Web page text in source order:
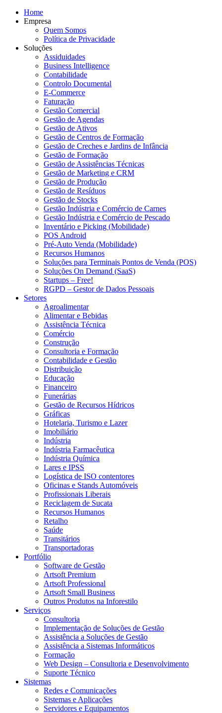
Home
Empresa
Quem Somos
Política de Privacidade
Soluções
Assiduidades
Business Intelligence
Contabilidade
Controlo Documental
E-Commerce
Faturação
Gestão Comercial
Gestão de Agendas
Gestão de Ativos
Gestão de Centros de Formação
Gestão de Creches e Jardins de Infância
Gestão de Formação
Gestão de Assistências Técnicas
Gestão de Marketing e CRM
Gestão de Produção
Gestão de Resíduos
Gestão de Stocks
Gestão Indústria e Comércio de Carnes
Gestão Indústria e Comércio de Pescado
Inventário e Picking (Mobilidade)
POS Android
Pré-Auto Venda (Mobilidade)
Recursos Humanos
Soluções para Terminais Pontos de Venda (POS)
Soluções On Demand (SaaS)
Startups – Free!
RGPD – Gestor de Dados Pessoais
Setores
Agroalimentar
Alimentar e Bebidas
Assistência Técnica
Comércio
Construção
Consultoria e Formação
Contabilidade e Gestão
Distribuição
Educação
Financeiro
Funerárias
Gestão de Recursos Hídricos
Gráficas
Hotelaria, Turismo e Lazer
Imobiliário
Indústria
Indústria Farmacêutica
Indústria Química
Lares e IPSS
Logística de ISO contentores
Oficinas e Stands Automóveis
Profissionais Liberais
Reciclagem de Sucata
Recursos Humanos
Retalho
Saúde
Transitários
Transportadoras
Portfólio
Software de Gestão
Artsoft Premium
Artsoft Professional
Artsoft Small Business
Outros Produtos na Inforestilo
Serviços
Consultoria
Implementação de Soluções de Gestão
Assistência a Soluções de Gestão
Assistência a Sistemas Informáticos
Formação
Web Design – Consultoria e Desenvolvimento
Suporte Técnico
Sistemas
Redes e Comunicações
Sistemas e Aplicações
Servidores e Equipamentos